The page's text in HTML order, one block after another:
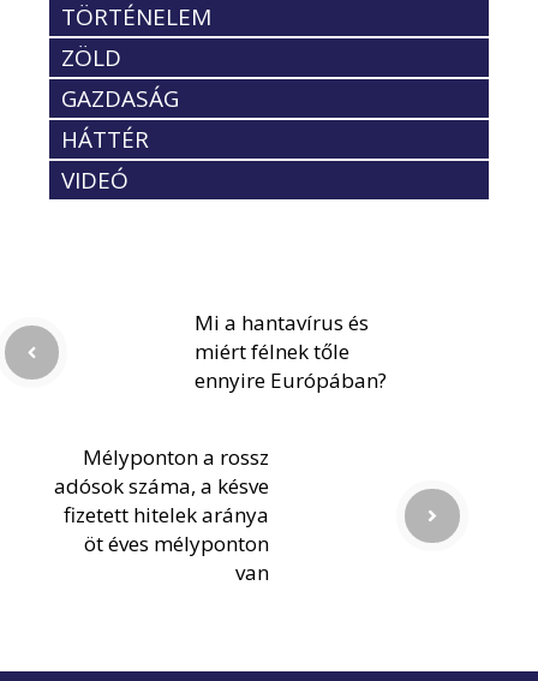
TÖRTÉNELEM
ZÖLD
GAZDASÁG
HÁTTÉR
VIDEÓ
Mi a hantavírus és
miért félnek tőle
ennyire Európában?
Mélyponton a rossz
adósok száma, a késve
fizetett hitelek aránya
öt éves mélyponton
van